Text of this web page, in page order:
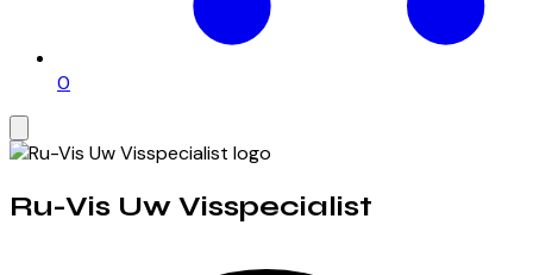
0
Ru-Vis Uw Visspecialist